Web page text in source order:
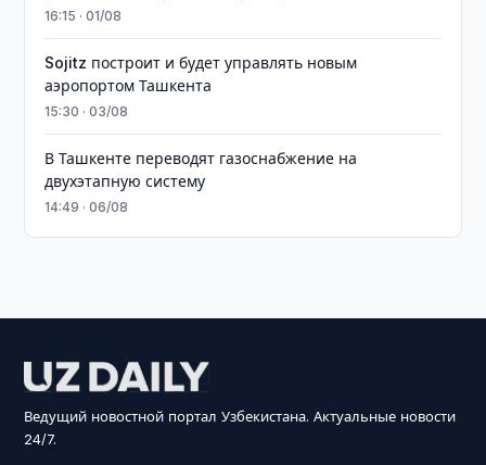
16:15 · 01/08
Sojitz построит и будет управлять новым
аэропортом Ташкента
15:30 · 03/08
В Ташкенте переводят газоснабжение на
двухэтапную систему
14:49 · 06/08
Ведущий новостной портал Узбекистана. Актуальные новости
24/7.